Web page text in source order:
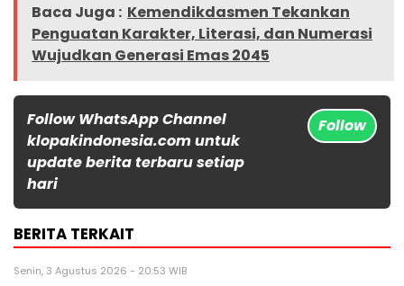
Baca Juga : Kemendikdasmen Tekankan
Penguatan Karakter, Literasi, dan Numerasi
Wujudkan Generasi Emas 2045
Follow WhatsApp Channel
klopakindonesia.com untuk
update berita terbaru setiap
hari
Follow
BERITA TERKAIT
Senin, 3 Agustus 2026 - 20:53 WIB